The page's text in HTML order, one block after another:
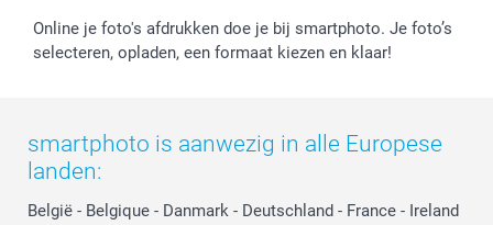
Online je foto's afdrukken doe je bij smartphoto. Je foto’s
selecteren, opladen, een formaat kiezen en klaar!
smartphoto is aanwezig in alle Europese
landen:
België - Belgique - Danmark - Deutschland - France - Ireland